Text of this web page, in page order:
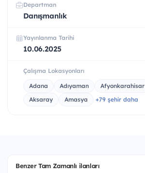
Departman
Danışmanlık
Yayınlanma Tarihi
10.06.2025
Çalışma Lokasyonları
Adana Adıyaman Afyonkarahisar
Aksaray
Amasya +79 şehir daha
Benzer Tam Zamanlı ilanları